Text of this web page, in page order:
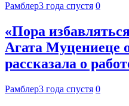
Рамблер3 года спустя 0
«Пора
Агата Муцениеце
рассказала о
Рамблер3 года спустя 0